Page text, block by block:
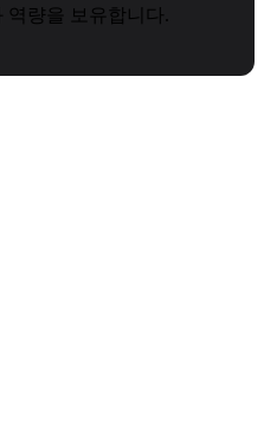
량을 보유합니다.